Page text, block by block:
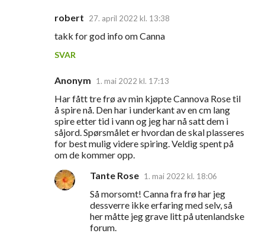
robert 27. april 2022 kl. 13:38
takk for god info om Canna
SVAR
Anonym 1. mai 2022 kl. 17:13
Har fått tre frø av min kjøpte Cannova Rose til
å spire nå. Den har i underkant av en cm lang
spire etter tid i vann og jeg har nå satt dem i
såjord. Spørsmålet er hvordan de skal plasseres
for best mulig videre spiring. Veldig spent på
om de kommer opp.
Tante Rose 1. mai 2022 kl. 18:06
Så morsomt! Canna fra frø har jeg
dessverre ikke erfaring med selv, så
her måtte jeg grave litt på utenlandske
forum.